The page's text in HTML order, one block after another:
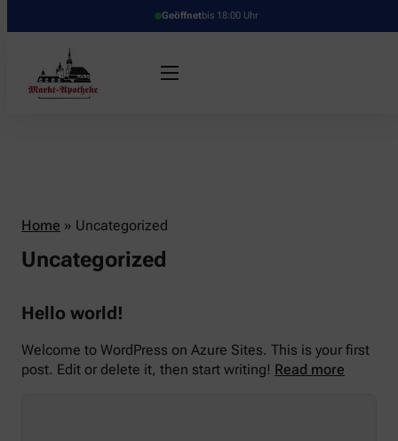
Geöffnetbis 18:00 Uhr
Home » Uncategorized
Uncategorized
Hello world!
Welcome to WordPress on Azure Sites. This is your first
post. Edit or delete it, then start writing! Read more